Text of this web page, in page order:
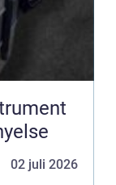
02 juli 2026